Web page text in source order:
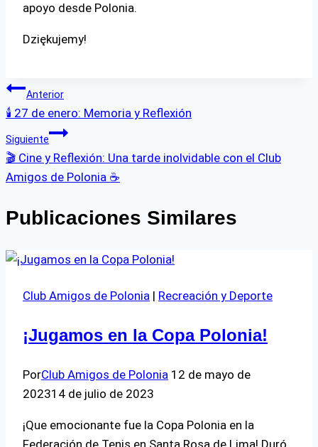
apoyo desde Polonia.
Dziękujemy!
Navegación
de
entradas
Anterior
🕯️ 27 de enero: Memoria y Reflexión
Siguiente
🎬 Cine y Reflexión: Una tarde inolvidable con el Club
Amigos de Polonia ☕
Publicaciones Similares
Club Amigos de Polonia | Recreación y Deporte
¡Jugamos en la Copa Polonia!
PorClub Amigos de Polonia 12 de mayo de
202314 de julio de 2023
¡Que emocionante fue la Copa Polonia en la
Federación de Tenis en Santa Rosa de Lima! Duró